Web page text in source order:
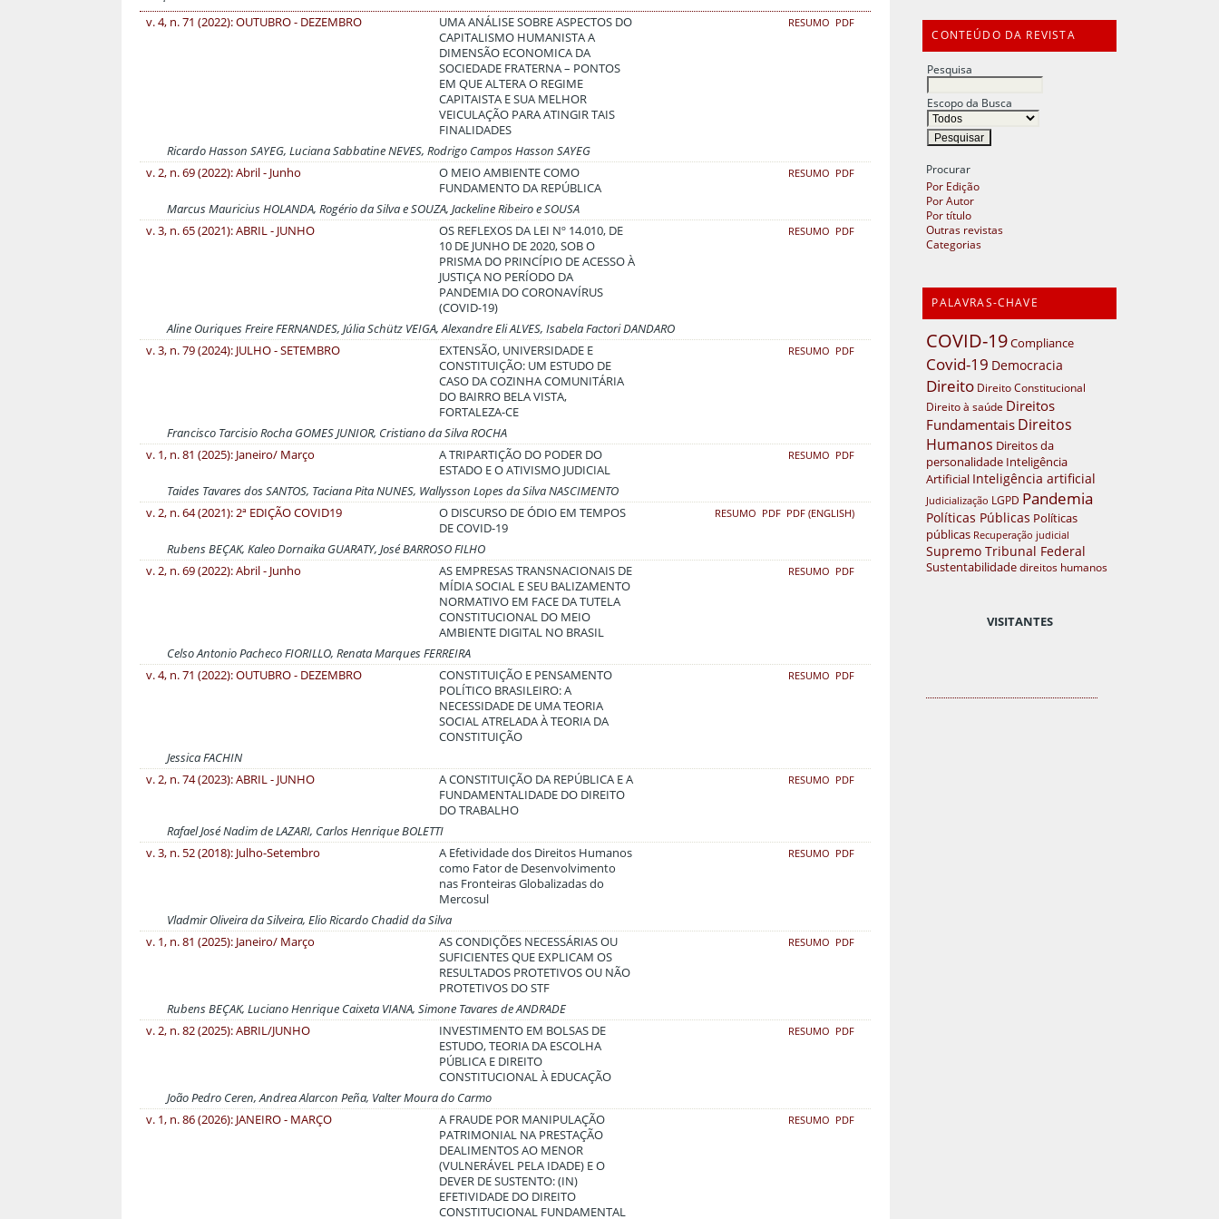
CONTEÚDO DA REVISTA
Pesquisa
Escopo da Busca
Procurar
Por Edição
Por Autor
Por título
Outras revistas
Categorias
PALAVRAS-CHAVE
COVID-19Compliance
Covid-19 Democracia
Direito Direito Constitucional
Direito à saúde Direitos
Fundamentais Direitos
Humanos Direitos da
personalidade Inteligência
Artificial Inteligência artificial
Judicialização LGPD Pandemia
Políticas Públicas Políticas
públicas Recuperação judicial
Supremo Tribunal Federal
Sustentabilidade direitos humanos
VISITANTES
v. 4, n. 71 (2022): OUTUBRO - DEZEMBRO
UMA ANÁLISE SOBRE ASPECTOS DO
CAPITALISMO HUMANISTA A
DIMENSÃO ECONOMICA DA
SOCIEDADE FRATERNA – PONTOS
EM QUE ALTERA O REGIME
CAPITAISTA E SUA MELHOR
VEICULAÇÃO PARA ATINGIR TAIS
FINALIDADES
RESUMO PDF
Ricardo Hasson SAYEG, Luciana Sabbatine NEVES, Rodrigo Campos Hasson SAYEG
v. 2, n. 69 (2022): Abril - Junho
O MEIO AMBIENTE COMO
FUNDAMENTO DA REPÚBLICA
RESUMO PDF
Marcus Mauricius HOLANDA, Rogério da Silva e SOUZA, Jackeline Ribeiro e SOUSA
v. 3, n. 65 (2021): ABRIL - JUNHO
OS REFLEXOS DA LEI Nº 14.010, DE
10 DE JUNHO DE 2020, SOB O
PRISMA DO PRINCÍPIO DE ACESSO À
JUSTIÇA NO PERÍODO DA
PANDEMIA DO CORONAVÍRUS
(COVID-19)
RESUMO PDF
Aline Ouriques Freire FERNANDES, Júlia Schütz VEIGA, Alexandre Eli ALVES, Isabela Factori DANDARO
v. 3, n. 79 (2024): JULHO - SETEMBRO
EXTENSÃO, UNIVERSIDADE E
CONSTITUIÇÃO: UM ESTUDO DE
CASO DA COZINHA COMUNITÁRIA
DO BAIRRO BELA VISTA,
FORTALEZA-CE
RESUMO PDF
Francisco Tarcisio Rocha GOMES JUNIOR, Cristiano da Silva ROCHA
v. 1, n. 81 (2025): Janeiro/ Março
A TRIPARTIÇÃO DO PODER DO
ESTADO E O ATIVISMO JUDICIAL
RESUMO PDF
Taides Tavares dos SANTOS, Taciana Pita NUNES, Wallysson Lopes da Silva NASCIMENTO
v. 2, n. 64 (2021): 2ª EDIÇÃO COVID19
O DISCURSO DE ÓDIO EM TEMPOS
DE COVID-19
RESUMO PDF PDF (ENGLISH)
Rubens BEÇAK, Kaleo Dornaika GUARATY, José BARROSO FILHO
v. 2, n. 69 (2022): Abril - Junho
AS EMPRESAS TRANSNACIONAIS DE
MÍDIA SOCIAL E SEU BALIZAMENTO
NORMATIVO EM FACE DA TUTELA
CONSTITUCIONAL DO MEIO
AMBIENTE DIGITAL NO BRASIL
RESUMO PDF
Celso Antonio Pacheco FIORILLO, Renata Marques FERREIRA
v. 4, n. 71 (2022): OUTUBRO - DEZEMBRO
CONSTITUIÇÃO E PENSAMENTO
POLÍTICO BRASILEIRO: A
NECESSIDADE DE UMA TEORIA
SOCIAL ATRELADA À TEORIA DA
CONSTITUIÇÃO
RESUMO PDF
Jessica FACHIN
v. 2, n. 74 (2023): ABRIL - JUNHO
A CONSTITUIÇÃO DA REPÚBLICA E A
FUNDAMENTALIDADE DO DIREITO
DO TRABALHO
RESUMO PDF
Rafael José Nadim de LAZARI, Carlos Henrique BOLETTI
v. 3, n. 52 (2018): Julho-Setembro
A Efetividade dos Direitos Humanos
como Fator de Desenvolvimento
nas Fronteiras Globalizadas do
Mercosul
RESUMO PDF
Vladmir Oliveira da Silveira, Elio Ricardo Chadid da Silva
v. 1, n. 81 (2025): Janeiro/ Março
AS CONDIÇÕES NECESSÁRIAS OU
SUFICIENTES QUE EXPLICAM OS
RESULTADOS PROTETIVOS OU NÃO
PROTETIVOS DO STF
RESUMO PDF
Rubens BEÇAK, Luciano Henrique Caixeta VIANA, Simone Tavares de ANDRADE
v. 2, n. 82 (2025): ABRIL/JUNHO
INVESTIMENTO EM BOLSAS DE
ESTUDO, TEORIA DA ESCOLHA
PÚBLICA E DIREITO
CONSTITUCIONAL À EDUCAÇÃO
RESUMO PDF
João Pedro Ceren, Andrea Alarcon Peña, Valter Moura do Carmo
v. 1, n. 86 (2026): JANEIRO - MARÇO
A FRAUDE POR MANIPULAÇÃO
PATRIMONIAL NA PRESTAÇÃO
DEALIMENTOS AO MENOR
(VULNERÁVEL PELA IDADE) E O
DEVER DE SUSTENTO: (IN)
EFETIVIDADE DO DIREITO
CONSTITUCIONAL FUNDAMENTAL
RESUMO PDF